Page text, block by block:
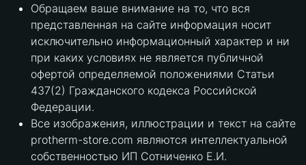
Обращаем ваше внимание на то, что вся
представленная на сайте информация носит
исключительно информационный характер и ни
при каких условиях не является публичной
офертой определяемой положениями Статьи
437(2) Гражданского кодекса Российской
Федерации.
Все изображения, иллюстрации и текст на сайте
protherm-store.com являются интеллектуальной
собственностью ИП Сотниченко Е.И.